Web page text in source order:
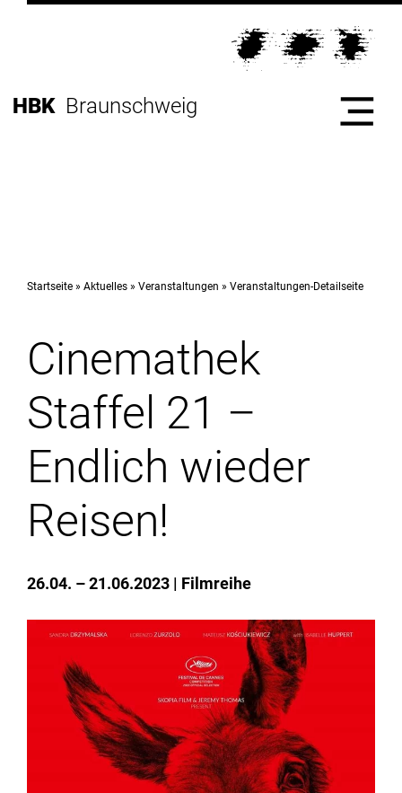
Inhalt
zur
Direkt
HBK Braunschweig
Hochschule
Studium
Institute
Forschung
Infrastruktur
Aktuelles
meinstudium
Startseite Aktuelles Veranstaltungen Veranstaltungen-Detailseite
Cinemathek
Staffel 21 –
Endlich wieder
Reisen!
26.04. – 21.06.2023 Filmreihe